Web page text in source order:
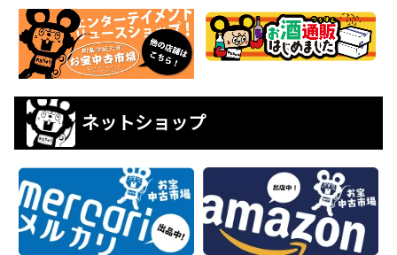
ネットショップ